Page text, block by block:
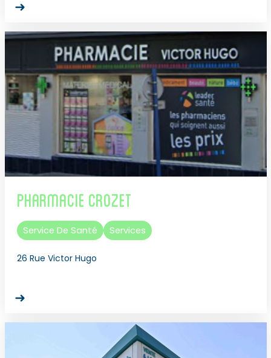
Pharmacie Crozet
Service De Santé Services
26 Rue Victor Hugo